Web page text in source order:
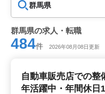
群馬県
群馬県の求人・転職
484件 2026年08月08日更新
自動車販売店での整
年活躍中・年間休日